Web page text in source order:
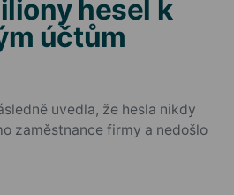
hesel k
účtům
uvedla, že hesla nikdy
zaměstnance firmy a nedošlo